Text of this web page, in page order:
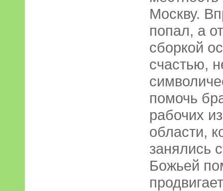
Москву.
попал, а
сборкой
счастью,
помочь
рабочих
области,
занялись
Божьей